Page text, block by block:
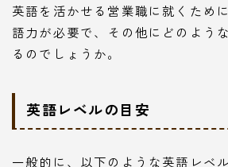
英語を活かせる営業職に就くため
語力が必要で、その他にどのよう
るのでしょうか。
英語レベルの目安
一般的に、以下のような英語レベ